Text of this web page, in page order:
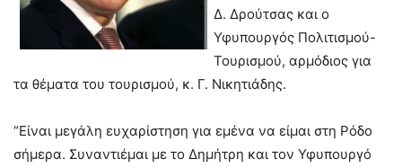
Δ. Δρούτσας και ο
Υφυπουργός Πολιτισμού-
Τουρισμού, αρμόδιος για
τα θέματα του τουρισμού, κ. Γ. Νικητιάδης.
“Είναι μεγάλη ευχαρίστηση για εμένα να είμαι στη Ρόδο
σήμερα. Συναντιέμαι με το Δημήτρη και τον Υφυπουργό